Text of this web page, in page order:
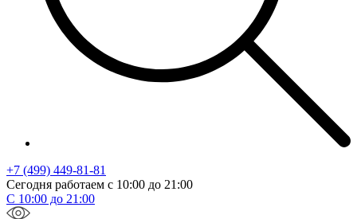
+7 (499) 449-81-81
Сегодня работаем с 10:00 до 21:00
С 10:00 до 21:00